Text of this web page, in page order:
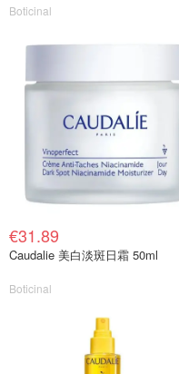
Boticinal
€31.89
Caudalie 美白淡斑日霜 50ml
Boticinal